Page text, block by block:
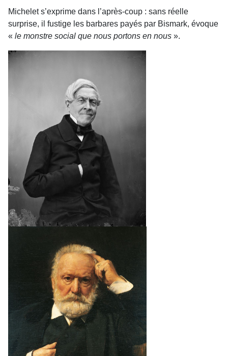
Michelet s’exprime dans l’après-coup : sans réelle
surprise, il fustige les barbares payés par Bismark, évoque
« le monstre social que nous portons en nous ».